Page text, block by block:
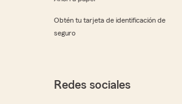
Obtén tu tarjeta de identificación de
seguro
Redes sociales